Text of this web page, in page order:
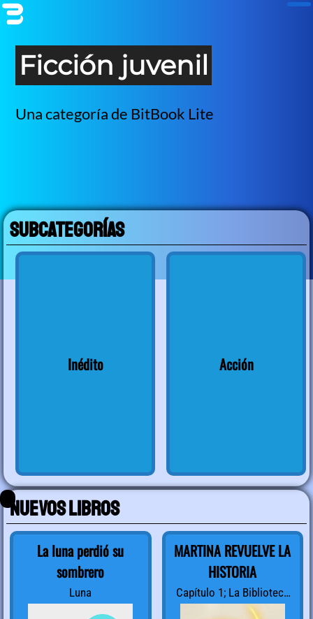
Ficción juvenil
Una categoría de BitBook Lite
Subcategorías
Inédito Acción
Nuevos libros
La luna perdió su
sombrero
Luna
MARTINA REVUELVE LA
HISTORIA
Capítulo 1; La Biblioteca
Secreta de la Historia